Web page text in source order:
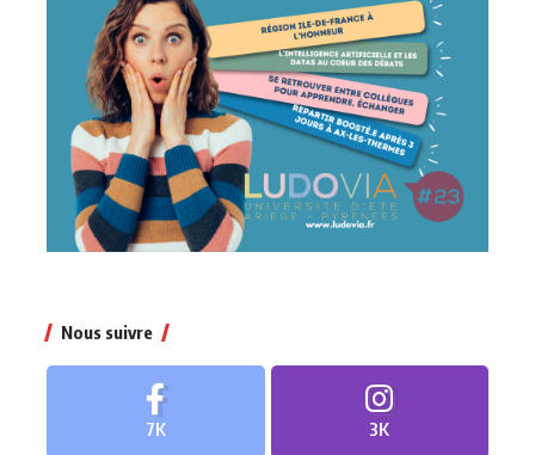
Nous suivre
7K 3K